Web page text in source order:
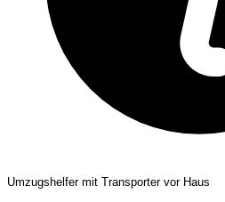
Umzugshelfer mit Transporter vor Haus